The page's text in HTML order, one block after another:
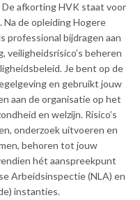
afkorting HVK staat voor
de opleiding Hogere
professional bijdragen aan
veiligheidsrisico’s beheren
Je bent op de
en gebruikt jouw
aan de organisatie op het
en welzijn. Risico’s
onderzoek uitvoeren en
behoren tot jouw
hét aanspreekpunt
Arbeidsinspectie (NLA) en
instanties.